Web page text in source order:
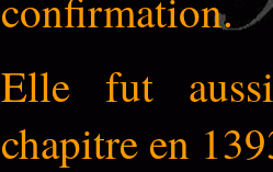
Elle fut
chapitre en